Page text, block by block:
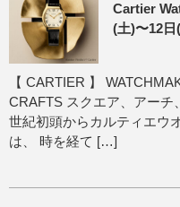
Cartier
(土)〜12日
【 CARTIER 】
CRAFTS スクエア、アー
世紀初頭からカルティエウ
は、 時を経て […]